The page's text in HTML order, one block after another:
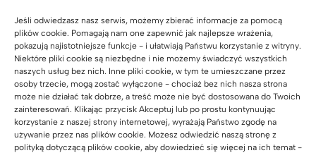
Jeśli odwiedzasz nasz serwis, możemy zbierać informacje za pomocą
plików cookie. Pomagają nam one zapewnić jak najlepsze wrażenia,
pokazują najistotniejsze funkcje - i ułatwiają Państwu korzystanie z witryny.
Niektóre pliki cookie są niezbędne i nie możemy świadczyć wszystkich
naszych usług bez nich. Inne pliki cookie, w tym te umieszczane przez
osoby trzecie, mogą zostać wyłączone - chociaż bez nich nasza strona
może nie działać tak dobrze, a treść może nie być dostosowana do Twoich
zainteresowań. Klikając przycisk Akceptuj lub po prostu kontynuując
korzystanie z naszej strony internetowej, wyrażają Państwo zgodę na
używanie przez nas plików cookie. Możesz odwiedzić naszą stronę z
polityką dotyczącą plików cookie, aby dowiedzieć się więcej na ich temat -
REGAŁY BIUROWE
KOMODY BIUROWE
KONTENERKI POD BIURKO
KONSOLE
KUCHNIA BIUROWA